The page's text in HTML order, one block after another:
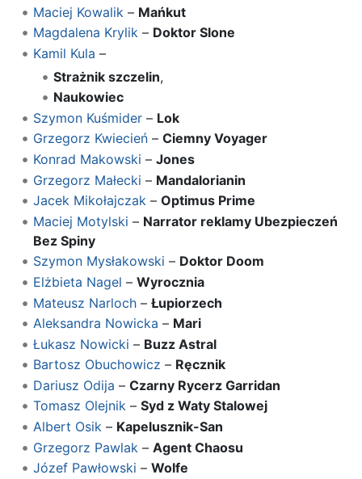
Maciej Kowalik – Mańkut
Magdalena Krylik– Doktor Slone
Kamil Kula –
Strażnik szczelin,
Naukowiec
Szymon Kuśmider– Lok
Grzegorz Kwiecień– Ciemny Voyager
Konrad Makowski – Jones
Grzegorz Małecki – Mandalorianin
Jacek Mikołajczak– Optimus Prime
Maciej Motylski – Narrator reklamy Ubezpieczeń
Bez Spiny
Szymon Mysłakowski – Doktor Doom
Elżbieta Nagel – Wyrocznia
Mateusz Narloch– Łupiorzech
Aleksandra Nowicka – Mari
Łukasz Nowicki – Buzz Astral
Bartosz Obuchowicz – Ręcznik
Dariusz Odija – Czarny Rycerz Garridan
Tomasz Olejnik– Syd z Waty Stalowej
Albert Osik– Kapelusznik-San
Grzegorz Pawlak – Agent Chaosu
Józef Pawłowski – Wolfe